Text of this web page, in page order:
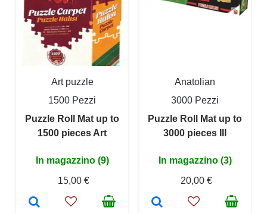
Art puzzle
1500 Pezzi
Puzzle Roll Mat up to
1500 pieces Art
In magazzino (9)
15,00 €
Anatolian
3000 Pezzi
Puzzle Roll Mat up to
3000 pieces III
In magazzino (3)
20,00 €